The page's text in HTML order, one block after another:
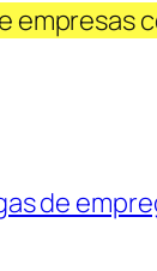
empresas
de